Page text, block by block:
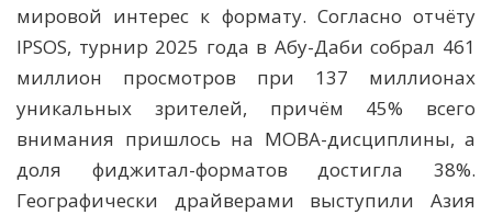
мировой интерес к формату. Согласно отчёту
IPSOS, турнир 2025 года в Абу-Даби собрал 461
миллион просмотров при 137 миллионах
уникальных зрителей, причём 45% всего
внимания пришлось на MOBA-дисциплины, а
доля фиджитал-форматов достигла 38%.
Географически драйверами выступили Азия